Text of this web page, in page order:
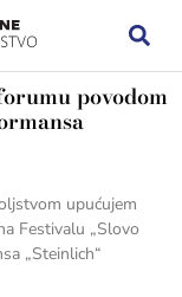
povodom
upućujem
Festivalu „Slovo
„Steinlich“